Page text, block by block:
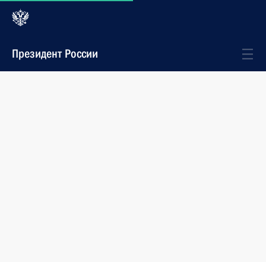
Президент России